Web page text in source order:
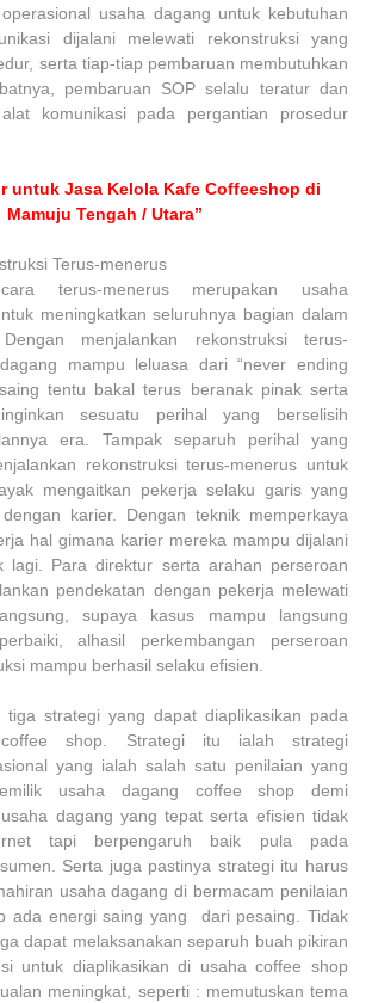
usaha dagang untuk kebutuhan
dijalani melewati rekonstruksi yang
serta tiap-tiap pembaruan membutuhkan
pembaruan SOP selalu teratur dan
komunikasi pada pergantian prosedur
untuk Jasa Kelola Kafe Coffeeshop di
Mamuju Tengah / Utara”
Terus-menerus
terus-menerus merupakan usaha
meningkatkan seluruhnya bagian dalam
menjalankan rekonstruksi terus-
mampu leluasa dari “never ending
tentu bakal terus beranak pinak serta
sesuatu perihal yang berselisih
era. Tampak separuh perihal yang
rekonstruksi terus-menerus untuk
mengaitkan pekerja selaku garis yang
karier. Dengan teknik memperkaya
hal gimana karier mereka mampu dijalani
lagi. Para direktur serta arahan perseroan
pendekatan dengan pekerja melewati
supaya kasus mampu langsung
alhasil perkembangan perseroan
mampu berhasil selaku efisien.
strategi yang dapat diaplikasikan pada
shop. Strategi itu ialah strategi
yang ialah salah satu penilaian yang
usaha dagang coffee shop demi
dagang yang tepat serta efisien tidak
tapi berpengaruh baik pula pada
Serta juga pastinya strategi itu harus
usaha dagang di bermacam penilaian
ada energi saing yang dari pesaing. Tidak
dapat melaksanakan separuh buah pikiran
untuk diaplikasikan di usaha coffee shop
meningkat, seperti : memutuskan tema